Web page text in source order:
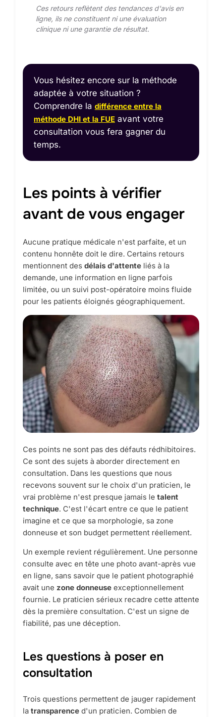
Ces retours reflètent des tendances d'avis en
ligne, ils ne constituent ni une évaluation
clinique ni une garantie de résultat.
Vous hésitez encore sur la méthode
adaptée à votre situation ?
Comprendre la différence entre la
méthode DHI et la FUE avant votre
consultation vous fera gagner du
temps.
Les points à vérifier
avant de vous engager
Aucune pratique médicale n'est parfaite, et un
contenu honnête doit le dire. Certains retours
mentionnent des délais d'attente liés à la
demande, une information en ligne parfois
limitée, ou un suivi post-opératoire moins fluide
pour les patients éloignés géographiquement.
Ces points ne sont pas des défauts rédhibitoires.
Ce sont des sujets à aborder directement en
consultation. Dans les questions que nous
recevons souvent sur le choix d'un praticien, le
vrai problème n'est presque jamais le talent
technique. C'est l'écart entre ce que le patient
imagine et ce que sa morphologie, sa zone
donneuse et son budget permettent réellement.
Un exemple revient régulièrement. Une personne
consulte avec en tête une photo avant-après vue
en ligne, sans savoir que le patient photographié
avait une zone donneuse exceptionnellement
fournie. Le praticien sérieux recadre cette attente
dès la première consultation. C'est un signe de
fiabilité, pas une déception.
Les questions à poser en
consultation
Trois questions permettent de jauger rapidement
la transparence d'un praticien. Combien de